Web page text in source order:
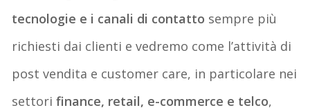
tecnologie e i canali di contatto sempre più
richiesti dai clienti e vedremo come l’attività di
post vendita e customer care, in particolare nei
settorifinance, retail, e-commerce e telco,